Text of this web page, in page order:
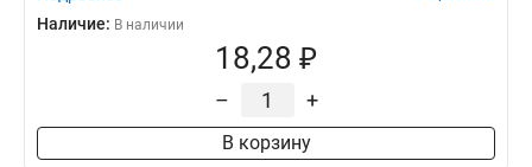
Наличие: В наличии
18,28 ₽
– +
В корзину